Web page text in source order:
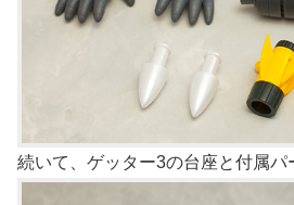
続いて、ゲッター3の台座と付属パ